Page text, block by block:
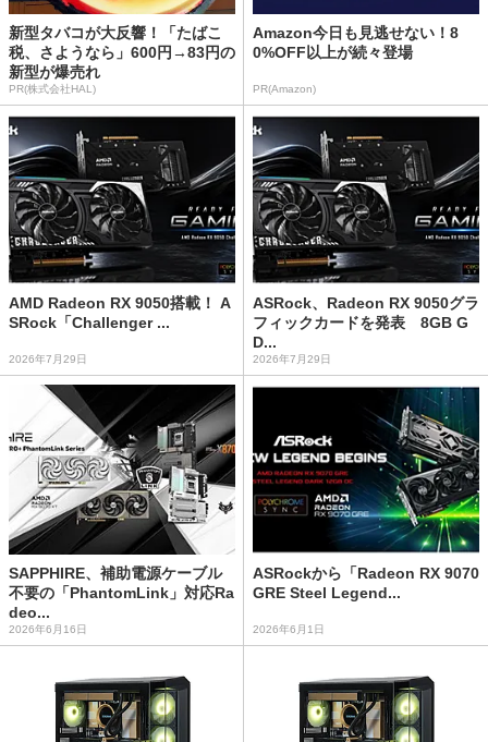
新型タバコが大反響！「たばこ
税、さようなら」600円→83円の
新型が爆売れ
PR(株式会社HAL)
Amazon今日も見逃せない！8
0%OFF以上が続々登場
PR(Amazon)
AMD Radeon RX 9050搭載！ A
SRock「Challenger ...
2026年7月29日
ASRock、Radeon RX 9050グラ
フィックカードを発表 8GB G
D...
2026年7月29日
SAPPHIRE、補助電源ケーブル
不要の「PhantomLink」対応Ra
deo...
2026年6月16日
ASRockから「Radeon RX 9070
GRE Steel Legend...
2026年6月1日